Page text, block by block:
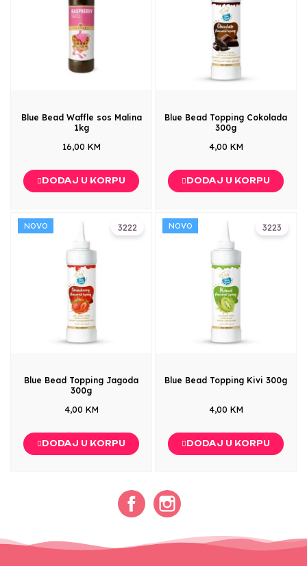
Blue Bead Waffle sos Malina
1kg
16,00 KM
DODAJ U KORPU
Blue Bead Topping Cokolada
300g
4,00 KM
DODAJ U KORPU
3222
NOVO
Blue Bead Topping Jagoda
300g
4,00 KM
DODAJ U KORPU
3223
NOVO
Blue Bead Topping Kivi 300g
4,00 KM
DODAJ U KORPU
Facebook